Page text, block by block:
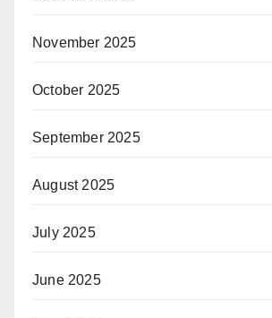
November 2025
October 2025
September 2025
August 2025
July 2025
June 2025